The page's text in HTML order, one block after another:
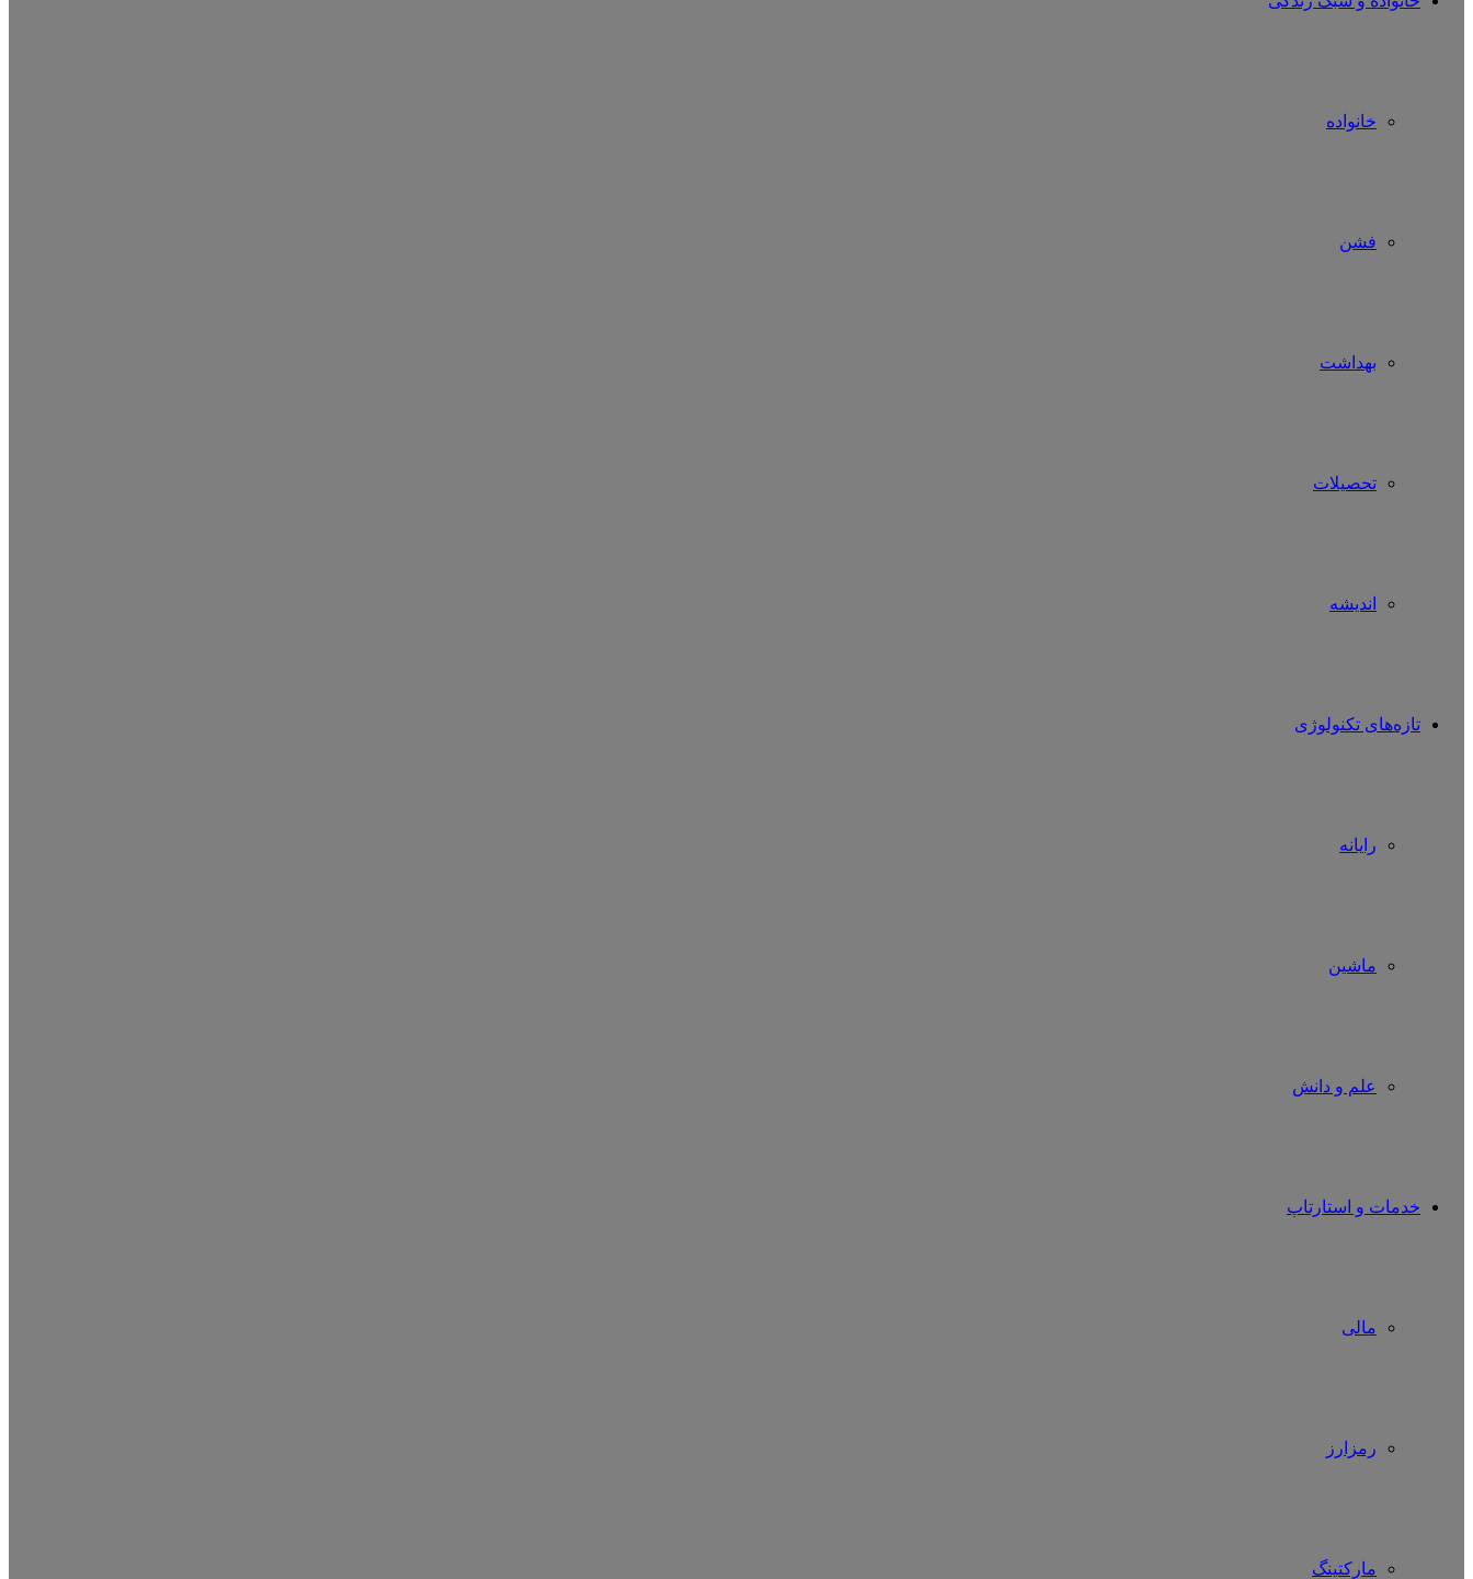
خانواده
فشن
بهداشت
تحصیلات
اندیشه
تازه‌های تکنولوژی
رایانه
ماشین
علم و دانش
خدمات و استارتاپ
مالی
رمزارز
مارکتینگ